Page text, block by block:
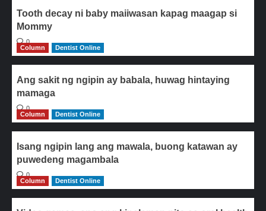
Tooth decay ni baby maiiwasan kapag maagap si
Mommy
0
Column
Dentist Online
Ang sakit ng ngipin ay babala, huwag hintaying
mamaga
0
Column
Dentist Online
Isang ngipin lang ang mawala, buong katawan ay
puwedeng magambala
0
Column
Dentist Online